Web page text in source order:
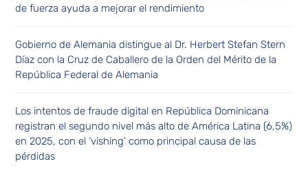
de fuerza ayuda a mejorar el rendimiento
Gobierno de Alemania distingue al Dr. Herbert Stefan Stern
Díaz con la Cruz de Caballero de la Orden del Mérito de la
República Federal de Alemania
Los intentos de fraude digital en República Dominicana
registran el segundo nivel más alto de América Latina (6,5%)
en 2025, con el ‘vishing’ como principal causa de las
pérdidas